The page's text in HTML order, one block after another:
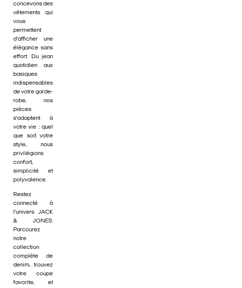
concevons des
vêtements qui
vous
permettent
d'afficher une
élégance sans
effort. Du jean
quotidien aux
basiques
indispensables
de votre garde-
robe, nos
pièces
s'adaptent à
votre vie : quel
que soit votre
style, nous
privilégions
confort,
simplicité et
polyvalence.
Restez
connecté à
l'univers JACK
& JONES.
Parcourez
notre
collection
complète de
denim, trouvez
votre coupe
favorite, et